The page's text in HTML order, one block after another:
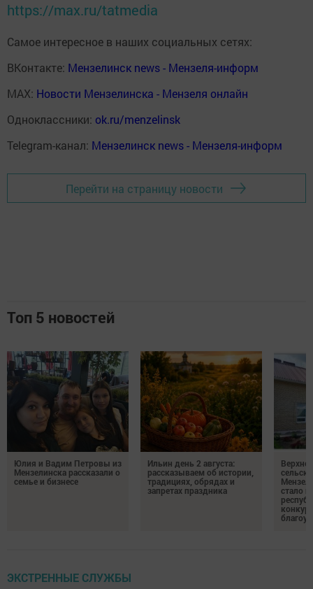
https://max.ru/tatmedia
Самое интересное в наших социальных сетях:
ВКонтакте: Мензелинск news - Мензеля-информ
MAX: Новости Мензелинска - Мензеля онлайн
Одноклассники: ok.ru/menzelinsk
Telegram-канал: Мензелинск news - Мензеля-информ
Перейти на страницу новости
Топ 5 новостей
Юлия и Вадим Петровы из
Мензелинска рассказали о
семье и бизнесе
Ильин день 2 августа:
рассказываем об истории,
традициях, обрядах и
запретах праздника
стало
ЭКСТРЕННЫЕ СЛУЖБЫ